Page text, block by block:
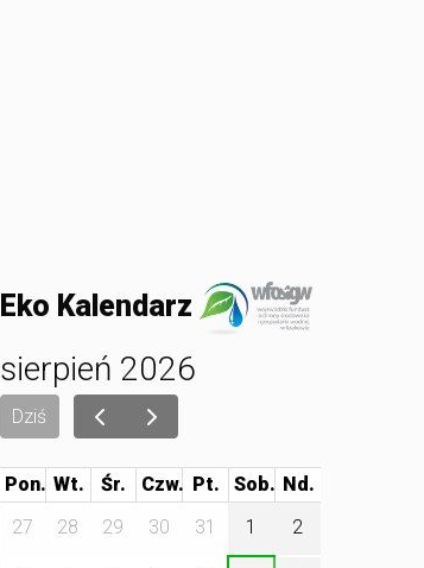
Eko Kalendarz
sierpień 2026
Dziś
Pon. Wt. Śr. Czw. Pt.
Sob.
27
28 29 30 31 1 2